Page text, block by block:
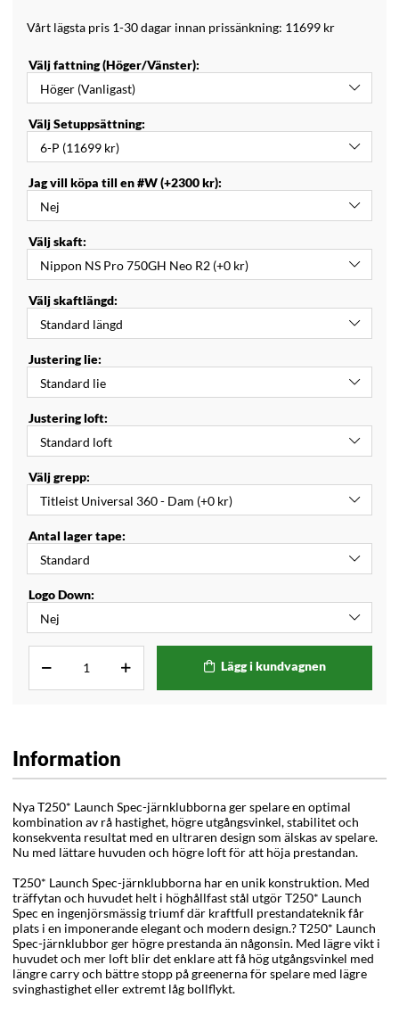
Vårt lägsta pris 1-30 dagar innan prissänkning: 11699 kr
Välj fattning (Höger/Vänster):
Välj Setuppsättning:
Jag vill köpa till en #W (+2300 kr):
Välj skaft:
Välj skaftlängd:
Justering lie:
Justering loft:
Välj grepp:
Antal lager tape:
Logo Down:
Lägg i kundvagnen
Information
Nya T250* Launch Spec-järnklubborna ger spelare en optimal
kombination av rå hastighet, högre utgångsvinkel, stabilitet och
konsekventa resultat med en ultraren design som älskas av spelare.
Nu med lättare huvuden och högre loft för att höja prestandan.
T250* Launch Spec-järnklubborna har en unik konstruktion. Med
träffytan och huvudet helt i höghållfast stål utgör T250* Launch
Spec en ingenjörsmässig triumf där kraftfull prestandateknik får
plats i en imponerande elegant och modern design.? T250* Launch
Spec-järnklubbor ger högre prestanda än någonsin. Med lägre vikt i
huvudet och mer loft blir det enklare att få hög utgångsvinkel med
längre carry och bättre stopp på greenerna för spelare med lägre
svinghastighet eller extremt låg bollflykt.